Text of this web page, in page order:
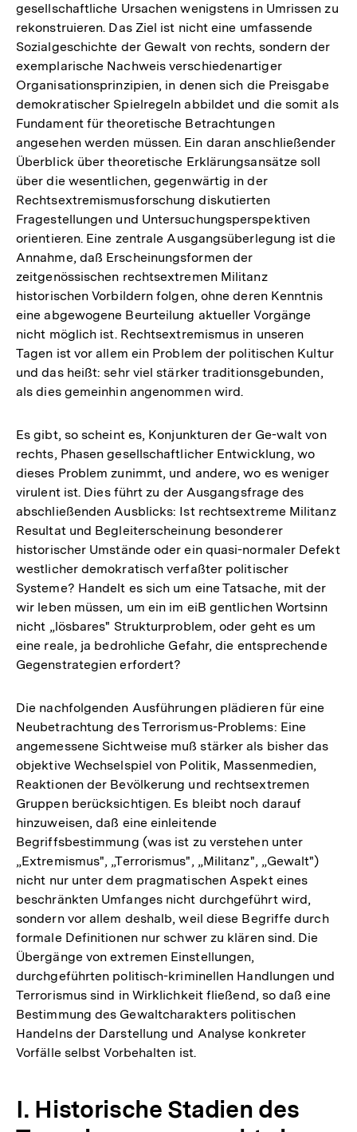
gesellschaftliche Ursachen wenigstens in Umrissen zu
rekonstruieren. Das Ziel ist nicht eine umfassende
Sozialgeschichte der Gewalt von rechts, sondern der
exemplarische Nachweis verschiedenartiger
Organisationsprinzipien, in denen sich die Preisgabe
demokratischer Spielregeln abbildet und die somit als
Fundament für theoretische Betrachtungen
angesehen werden müssen. Ein daran anschließender
Überblick über theoretische Erklärungsansätze soll
über die wesentlichen, gegenwärtig in der
Rechtsextremismusforschung diskutierten
Fragestellungen und Untersuchungsperspektiven
orientieren. Eine zentrale Ausgangsüberlegung ist die
Annahme, daß Erscheinungsformen der
zeitgenössischen rechtsextremen Militanz
historischen Vorbildern folgen, ohne deren Kenntnis
eine abgewogene Beurteilung aktueller Vorgänge
nicht möglich ist. Rechtsextremismus in unseren
Tagen ist vor allem ein Problem der politischen Kultur
und das heißt: sehr viel stärker traditionsgebunden,
als dies gemeinhin angenommen wird.
Es gibt, so scheint es, Konjunkturen der Ge-walt von
rechts, Phasen gesellschaftlicher Entwicklung, wo
dieses Problem zunimmt, und andere, wo es weniger
virulent ist. Dies führt zu der Ausgangsfrage des
abschließenden Ausblicks: Ist rechtsextreme Militanz
Resultat und Begleiterscheinung besonderer
historischer Umstände oder ein quasi-normaler Defekt
westlicher demokratisch verfaßter politischer
Systeme? Handelt es sich um eine Tatsache, mit der
wir leben müssen, um ein im eiB gentlichen Wortsinn
nicht „lösbares" Strukturproblem, oder geht es um
eine reale, ja bedrohliche Gefahr, die entsprechende
Gegenstrategien erfordert?
Die nachfolgenden Ausführungen plädieren für eine
Neubetrachtung des Terrorismus-Problems: Eine
angemessene Sichtweise muß stärker als bisher das
objektive Wechselspiel von Politik, Massenmedien,
Reaktionen der Bevölkerung und rechtsextremen
Gruppen berücksichtigen. Es bleibt noch darauf
hinzuweisen, daß eine einleitende
Begriffsbestimmung (was ist zu verstehen unter
„Extremismus", „Terrorismus", „Militanz", „Gewalt")
nicht nur unter dem pragmatischen Aspekt eines
beschränkten Umfanges nicht durchgeführt wird,
sondern vor allem deshalb, weil diese Begriffe durch
formale Definitionen nur schwer zu klären sind. Die
Übergänge von extremen Einstellungen,
durchgeführten politisch-kriminellen Handlungen und
Terrorismus sind in Wirklichkeit fließend, so daß eine
Bestimmung des Gewaltcharakters politischen
Handelns der Darstellung und Analyse konkreter
Vorfälle selbst Vorbehalten ist.
I. Historische Stadien des